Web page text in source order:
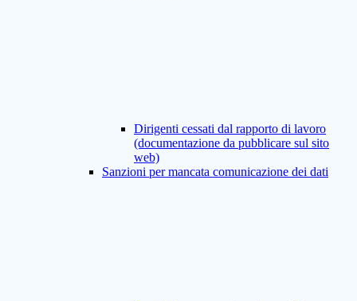
Dirigenti cessati dal rapporto di lavoro
(documentazione da pubblicare sul sito
web)
Sanzioni per mancata comunicazione dei dati